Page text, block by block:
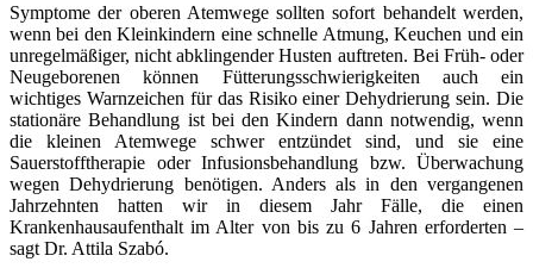
Symptome der oberen Atemwege sollten sofort behandelt werden,
wenn bei den Kleinkindern eine schnelle Atmung, Keuchen und ein
unregelmäßiger, nicht abklingender Husten auftreten. Bei Früh- oder
Neugeborenen können Fütterungsschwierigkeiten auch ein
wichtiges Warnzeichen für das Risiko einer Dehydrierung sein. Die
stationäre Behandlung ist bei den Kindern dann notwendig, wenn
die kleinen Atemwege schwer entzündet sind, und sie eine
Sauerstofftherapie oder Infusionsbehandlung bzw. Überwachung
wegen Dehydrierung benötigen. Anders als in den vergangenen
Jahrzehnten hatten wir in diesem Jahr Fälle, die einen
Krankenhausaufenthalt im Alter von bis zu 6 Jahren erforderten –
sagt Dr. Attila Szabó.